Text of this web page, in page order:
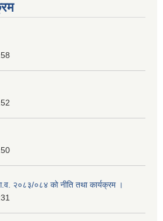
२०८३/०८४ को नीति तथा कार्यक्रम ।